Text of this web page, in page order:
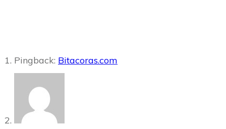
Pingback: Bitacoras.com